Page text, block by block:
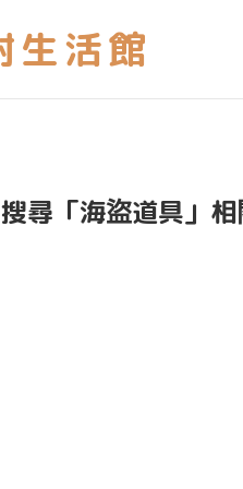
搜尋「海盜道具」